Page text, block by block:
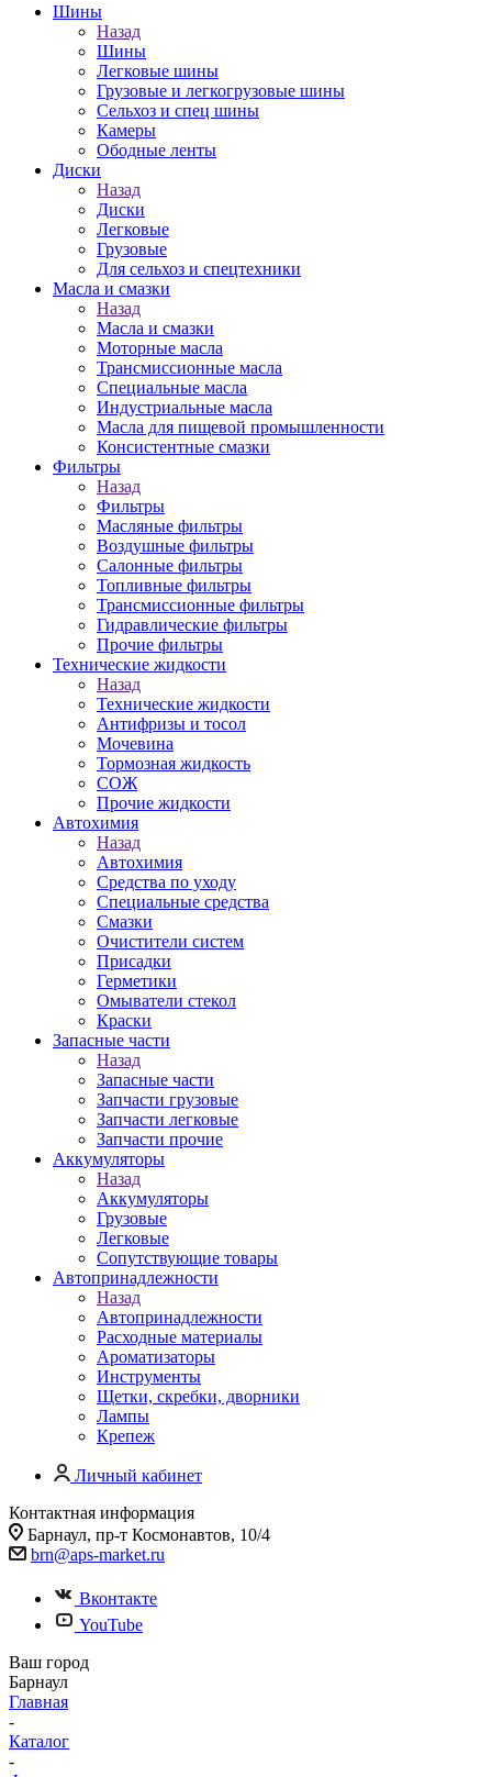
Шины
Назад
Шины
Легковые шины
Грузовые и легкогрузовые шины
Сельхоз и спец шины
Камеры
Ободные ленты
Диски
Назад
Диски
Легковые
Грузовые
Для сельхоз и спецтехники
Масла и смазки
Назад
Масла и смазки
Моторные масла
Трансмиссионные масла
Специальные масла
Индустриальные масла
Масла для пищевой промышленности
Консистентные смазки
Фильтры
Назад
Фильтры
Масляные фильтры
Воздушные фильтры
Салонные фильтры
Топливные фильтры
Трансмиссионные фильтры
Гидравлические фильтры
Прочие фильтры
Технические жидкости
Назад
Технические жидкости
Антифризы и тосол
Мочевина
Тормозная жидкость
СОЖ
Прочие жидкости
Автохимия
Назад
Автохимия
Средства по уходу
Специальные средства
Смазки
Очистители систем
Присадки
Герметики
Омыватели стекол
Краски
Запасные части
Назад
Запасные части
Запчасти грузовые
Запчасти легковые
Запчасти прочие
Аккумуляторы
Назад
Аккумуляторы
Грузовые
Легковые
Сопутствующие товары
Автопринадлежности
Назад
Автопринадлежности
Расходные материалы
Ароматизаторы
Инструменты
Щетки, скребки, дворники
Лампы
Крепеж
Личный кабинет
Контактная информация
Барнаул, пр-т Космонавтов, 10/4
brn@aps-market.ru
Вконтакте
YouTube
Ваш город
Барнаул
Главная
-
Каталог
-